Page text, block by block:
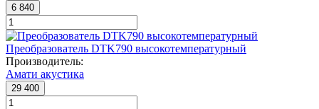
6 840
Преобразователь DTK790 высокотемпературный
Производитель:
Амати акустика
29 400